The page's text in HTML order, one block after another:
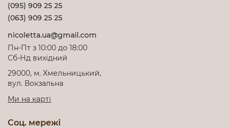
(095) 909 25 25
(063) 909 25 25
nicoletta.ua@gmail.com
Пн-Пт з 10:00 до 18:00
Cб-Нд вихідний
29000, м. Хмельницький,
вул. Вокзальна
Ми на карті
Соц. мережі